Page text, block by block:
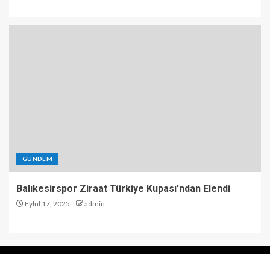
GÜNDEM
Balıkesirspor Ziraat Türkiye Kupası’ndan Elendi
Eylül 17, 2025 admin